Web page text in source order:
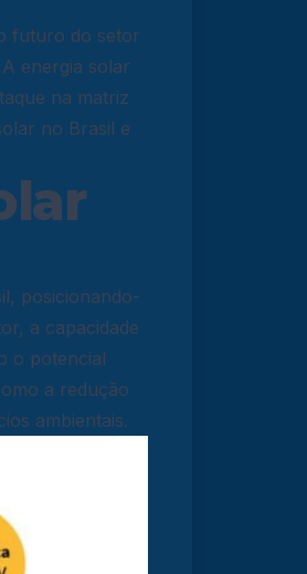
futuro do setor
energia solar
na matriz
no Brasil e
posicionando-
a capacidade
o potencial
a redução
ambientais.